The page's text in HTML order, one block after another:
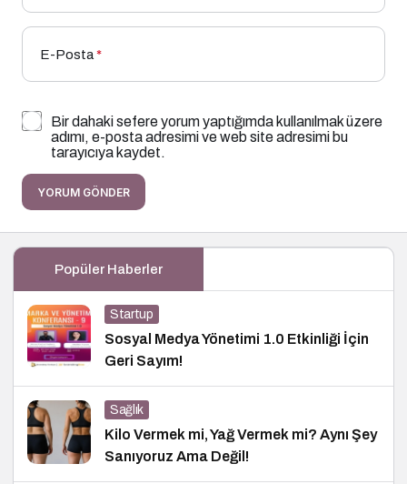
E-Posta*
Bir dahaki sefere yorum yaptığımda kullanılmak üzere
adımı, e-posta adresimi ve web site adresimi bu
tarayıcıya kaydet.
YORUM GÖNDER
Popüler Haberler
Startup
Sosyal Medya Yönetimi 1.0 Etkinliği İçin
Geri Sayım!
Sağlık
Kilo Vermek mi, Yağ Vermek mi? Aynı Şey
Sanıyoruz Ama Değil!